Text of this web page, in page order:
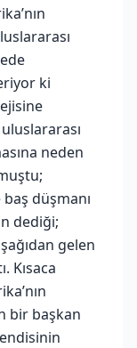
ki
neden
düşmanı
dediği;
gelen
Kısaca
bir başkan